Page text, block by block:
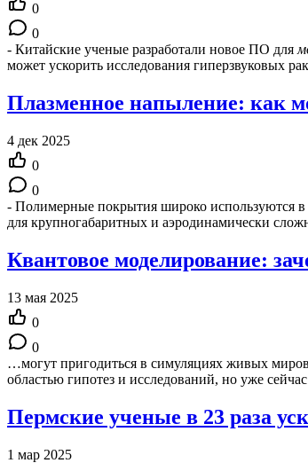
0
0
- Китайские ученые разработали новое ПО для
может ускорить исследования гиперзвуковых
Плазменное напыление: как
4 дек 2025
0
0
- Полимерные покрытия широко используются
для крупногабаритных и аэродинамически
Квантовое моделирование:
13 мая 2025
0
0
…могут пригодиться в симуляциях живых
областью гипотез и исследований, но уже
Пермские ученые в 23 раза
1 мар 2025